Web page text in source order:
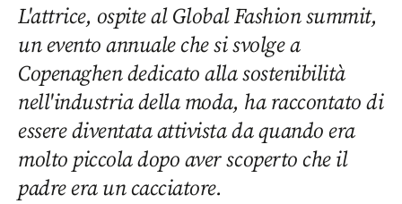
L'attrice, ospite al Global Fashion summit,
un evento annuale che si svolge a
Copenaghen dedicato alla sostenibilità
nell'industria della moda, ha raccontato di
essere diventata attivista da quando era
molto piccola dopo aver scoperto che il
padre era un cacciatore.